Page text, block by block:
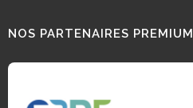
NOS PARTENAIRES PREMIUM